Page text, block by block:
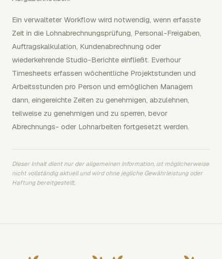
Ein verwalteter Workflow wird notwendig, wenn erfasste
Zeit in die Lohnabrechnungsprüfung, Personal-Freigaben,
Auftragskalkulation, Kundenabrechnung oder
wiederkehrende Studio-Berichte einfließt. Everhour
Timesheets erfassen wöchentliche Projektstunden und
Arbeitsstunden pro Person und ermöglichen Managern
dann, eingereichte Zeiten zu genehmigen, abzulehnen,
teilweise zu genehmigen und zu sperren, bevor
Abrechnungs- oder Lohnarbeiten fortgesetzt werden.
Dieser Inhalt dient nur der allgemeinen Information, ist möglicherweise
nicht vollständig aktuell und wird ohne jegliche Gewährleistung oder
Haftung bereitgestellt.